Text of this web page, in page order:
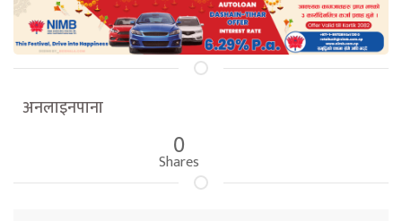
अनलाइनपाना
0
Shares